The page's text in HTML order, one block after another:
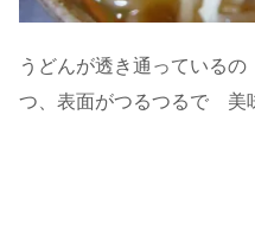
うどんが透き通っている
つ、表面がつるつるで 美